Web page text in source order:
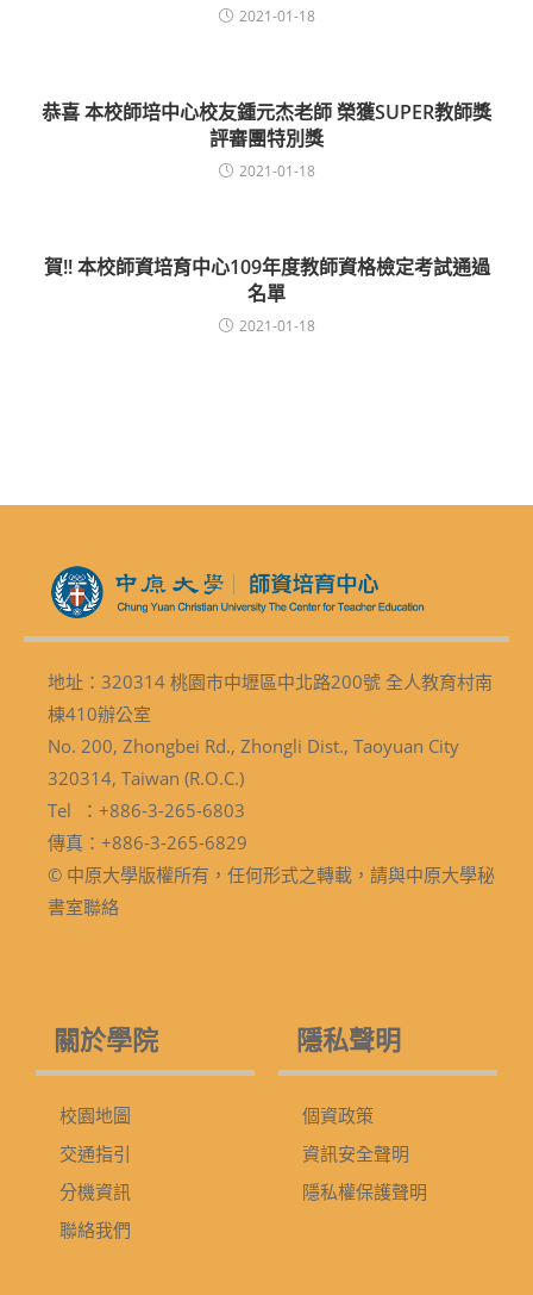
2021-01-18
恭喜 本校師培中心校友鍾元杰老師 榮獲SUPER教師獎
評審團特別獎
2021-01-18
賀!! 本校師資培育中心109年度教師資格檢定考試通過
名單
2021-01-18
地址：320314 桃園市中壢區中北路200號 全人教育村南
棟410辦公室
No. 200, Zhongbei Rd., Zhongli Dist., Taoyuan City
320314, Taiwan (R.O.C.)
Tel ：+886-3-265-6803
傳真：+886-3-265-6829
© 中原大學版權所有，任何形式之轉載，請與中原大學秘
書室聯絡
關於學院
校園地圖
交通指引
分機資訊
聯絡我們
隱私聲明
個資政策
資訊安全聲明
隱私權保護聲明